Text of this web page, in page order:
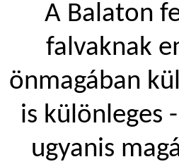
A Balaton
falvaknak
önmagában
is különleges
ugyanis